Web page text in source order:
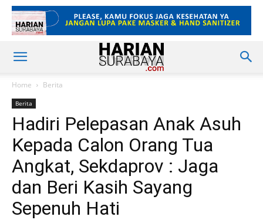
Home Berita
Berita
Hadiri Pelepasan Anak Asuh
Kepada Calon Orang Tua
Angkat, Sekdaprov : Jaga
dan Beri Kasih Sayang
Sepenuh Hati